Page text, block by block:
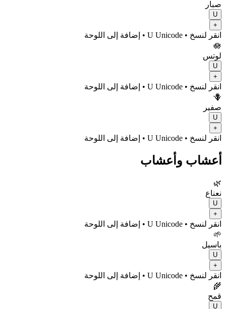
صبار
U
+
انقر لنسخ • U
Unicode
• إضافة إلى اللوحة
🪷
لوتس
U
+
انقر لنسخ • U
Unicode
• إضافة إلى اللوحة
🪻
صفير
U
+
انقر لنسخ • U
Unicode
• إضافة إلى اللوحة
أعشاب وأعشاب
🌿
نعناع
U
+
انقر لنسخ • U
Unicode
• إضافة إلى اللوحة
🌱
باسيل
U
+
انقر لنسخ • U
Unicode
• إضافة إلى اللوحة
🌾
قمح
U